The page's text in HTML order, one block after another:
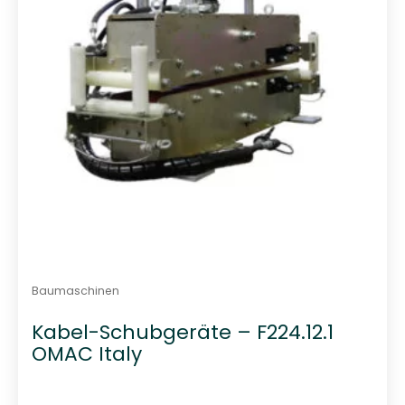
Baumaschinen
Kabel-Schubgeräte – F224.12.1
OMAC Italy